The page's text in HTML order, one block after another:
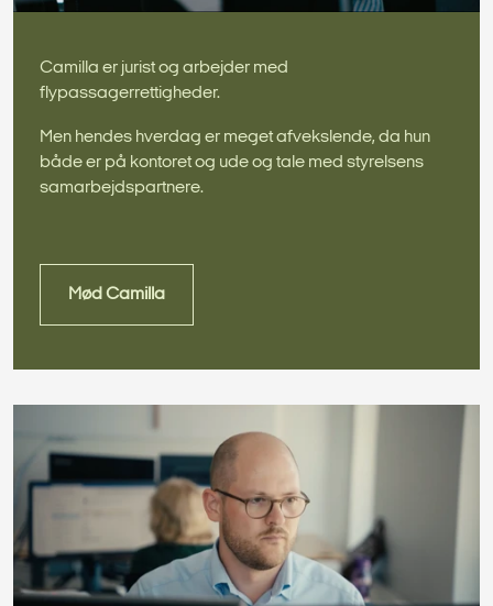
Camilla er jurist og arbejder med
flypassagerrettigheder.
Men hendes hverdag er meget afvekslende, da hun
både er på kontoret og ude og tale med styrelsens
samarbejdspartnere.
Mød Camilla